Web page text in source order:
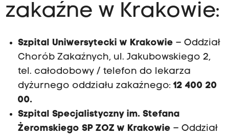
zakaźne w Krakowie:
Szpital Uniwersytecki w Krakowie – Oddział
Chorób Zakaźnych, ul. Jakubowskiego 2,
tel. całodobowy / telefon do lekarza
dyżurnego oddziału zakaźnego:12 400 20
00.
Szpital Specjalistyczny im. Stefana
Żeromskiego SP ZOZ w Krakowie – Oddział